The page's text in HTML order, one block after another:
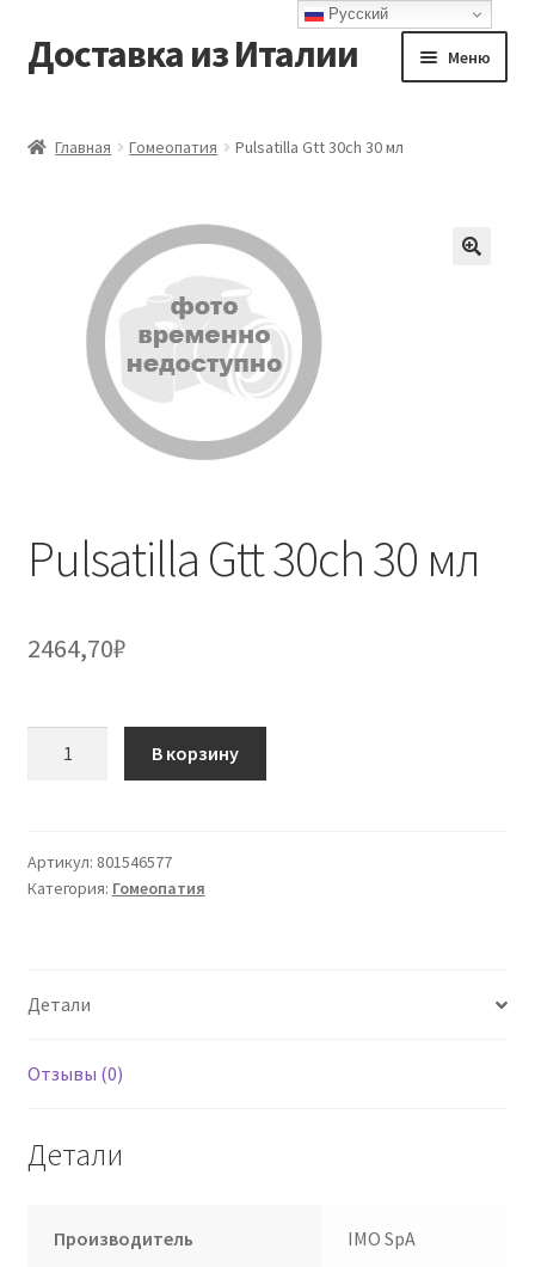
Перейти
к
Перейти
к
Доставка из Италии Меню
Корзина
Мой аккаунт
Оформление заказа
Главная Гомеопатия Pulsatilla Gtt 30ch 30 мл
Pulsatilla Gtt 30ch 30 мл
2464,70₽
30ch
30
В корзину
Артикул: 801546577
Категория: Гомеопатия
Детали
Отзывы (0)
Детали
Производитель IMO SpA
Русский